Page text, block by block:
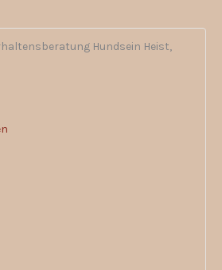
Hundsein Heist,